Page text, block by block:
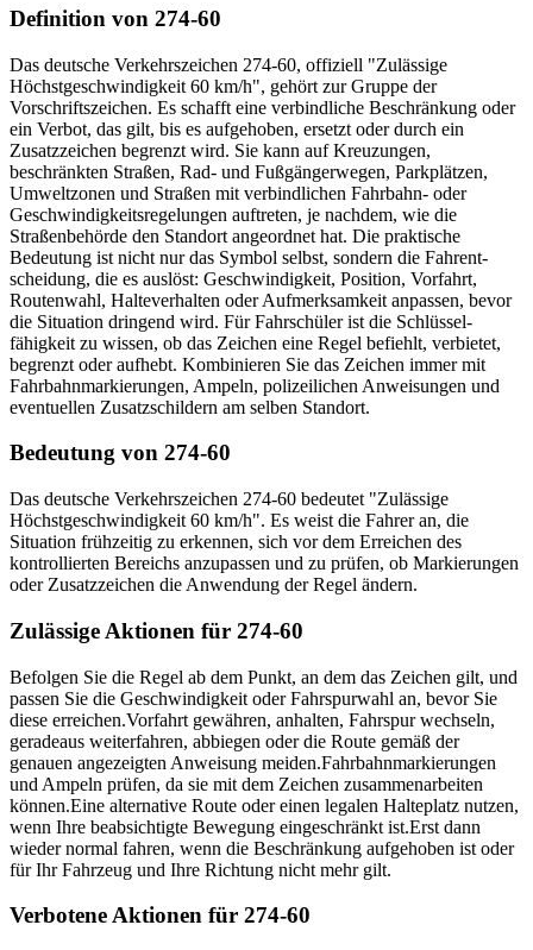
Definition von 274-60
Das deutsche Verkehrszeichen 274-60, offiziell "Zulässige
Höchstgeschwindigkeit 60 km/h", gehört zur Gruppe der
Vorschriftszeichen. Es schafft eine verbindliche Beschränkung oder
ein Verbot, das gilt, bis es aufgehoben, ersetzt oder durch ein
Zusatzzeichen begrenzt wird. Sie kann auf Kreuzungen,
beschränkten Straßen, Rad- und Fußgängerwegen, Parkplätzen,
Umweltzonen und Straßen mit verbindlichen Fahrbahn- oder
Geschwindigkeitsregelungen auftreten, je nachdem, wie die
Straßenbehörde den Standort angeordnet hat. Die praktische
Bedeutung ist nicht nur das Symbol selbst, sondern die Fahr­ent­
scheidung, die es auslöst: Geschwindigkeit, Position, Vorfahrt,
Routenwahl, Halteverhalten oder Aufmerksamkeit anpassen, bevor
die Situation dringend wird. Für Fahrschüler ist die Schlüssel­
fähigkeit zu wissen, ob das Zeichen eine Regel befiehlt, verbietet,
begrenzt oder aufhebt. Kombinieren Sie das Zeichen immer mit
Fahrbahnmarkierungen, Ampeln, polizeilichen Anweisungen und
eventuellen Zusatzschildern am selben Standort.
Bedeutung von 274-60
Das deutsche Verkehrszeichen 274-60 bedeutet "Zulässige
Höchstgeschwindigkeit 60 km/h". Es weist die Fahrer an, die
Situation frühzeitig zu erkennen, sich vor dem Erreichen des
kontrollierten Bereichs anzupassen und zu prüfen, ob Markierungen
oder Zusatzzeichen die Anwendung der Regel ändern.
Zulässige Aktionen für 274-60
Befolgen Sie die Regel ab dem Punkt, an dem das Zeichen gilt, und
passen Sie die Geschwindigkeit oder Fahrspurwahl an, bevor Sie
diese erreichen.Vorfahrt gewähren, anhalten, Fahrspur wechseln,
geradeaus weiterfahren, abbiegen oder die Route gemäß der
genauen angezeigten Anweisung meiden.Fahrbahnmarkierungen
und Ampeln prüfen, da sie mit dem Zeichen zusammenarbeiten
können.Eine alternative Route oder einen legalen Halteplatz nutzen,
wenn Ihre beabsichtigte Bewegung eingeschränkt ist.Erst dann
wieder normal fahren, wenn die Beschränkung aufgehoben ist oder
für Ihr Fahrzeug und Ihre Richtung nicht mehr gilt.
Verbotene Aktionen für 274-60